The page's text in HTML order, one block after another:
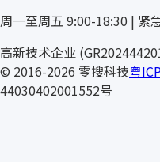
周一至周五 9:00-18:30 | 紧
高新技术企业
© 2016-2026 零搜科技粤
44030402001552号